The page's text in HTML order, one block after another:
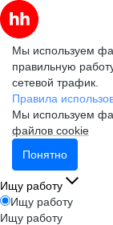
Мы используем
правильную
сетевой трафик.
Правила
Мы используем
файлов cookie
Понятно
Ищу работу
Ищу работу
Ищу работу